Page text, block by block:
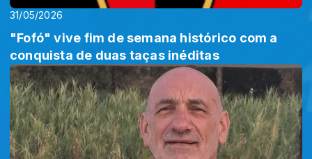
31/05/2026
"Fofó" vive fim de semana histórico com a
conquista de duas taças inéditas